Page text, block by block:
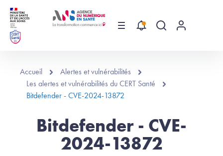
Aller au contenu principal
Menu Recherche
Menu
Accueil
Alertes et vulnérabilités
Les alertes et vulnérabilités du CERT Santé
Bitdefender - CVE-2024-13872
Bitdefender - CVE-
2024-13872